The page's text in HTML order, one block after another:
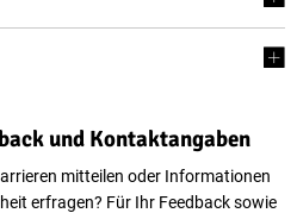
und Kontaktangaben
mitteilen oder Informationen
erfragen? Für Ihr Feedback sowie